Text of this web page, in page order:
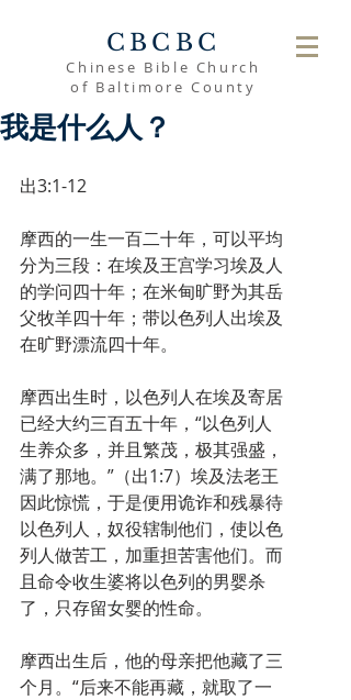
CBCBC
Chinese Bible Church
of Baltimore County
我是什么人？
出3:1-12
摩西的一生一百二十年，可以平均
分为三段：在埃及王宫学习埃及人
的学问四十年；在米甸旷野为其岳
父牧羊四十年；带以色列人出埃及
在旷野漂流四十年。
摩西出生时，以色列人在埃及寄居
已经大约三百五十年，“以色列人
生养众多，并且繁茂，极其强盛，
满了那地。”（出1:7）埃及法老王
因此惊慌，于是便用诡诈和残暴待
以色列人，奴役辖制他们，使以色
列人做苦工，加重担苦害他们。而
且命令收生婆将以色列的男婴杀
了，只存留女婴的性命。
摩西出生后，他的母亲把他藏了三
个月。“后来不能再藏，就取了一